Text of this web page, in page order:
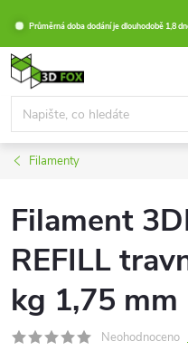
obsah
Průměrná doba dodání je dlouhodobě 1,8
Filamenty
Filament
REFILL
kg 1,75 mm
Neohodnoceno